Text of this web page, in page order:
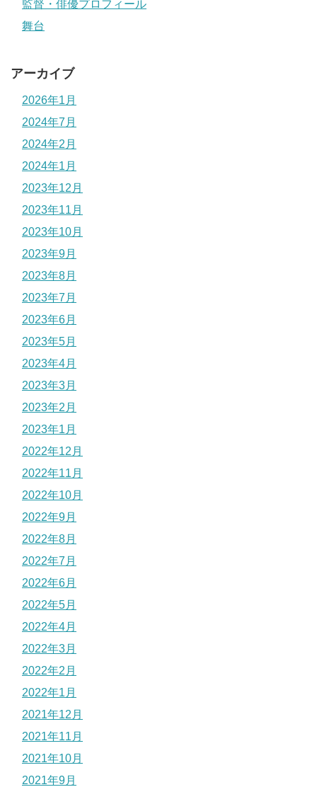
監督・俳優プロフィール
舞台
アーカイブ
2026年1月
2024年7月
2024年2月
2024年1月
2023年12月
2023年11月
2023年10月
2023年9月
2023年8月
2023年7月
2023年6月
2023年5月
2023年4月
2023年3月
2023年2月
2023年1月
2022年12月
2022年11月
2022年10月
2022年9月
2022年8月
2022年7月
2022年6月
2022年5月
2022年4月
2022年3月
2022年2月
2022年1月
2021年12月
2021年11月
2021年10月
2021年9月